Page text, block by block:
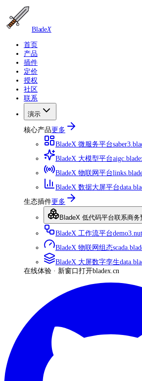
BladeX
首页
产品
插件
定价
授权
社区
联系
演示
核心产品更多
BladeX 微服务平台
BladeX 大模型平台
BladeX 物联网平台
BladeX 数据大屏平台
生态插件更多
BladeX 低代码平台联系商务
BladeX 工作流平台
BladeX 物联网组态
BladeX 大屏数字孪生
在线体验 · 新窗口打开bladex.cn